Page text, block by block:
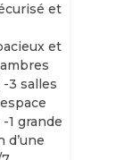
et
et
3 salles
1 grande
d’une